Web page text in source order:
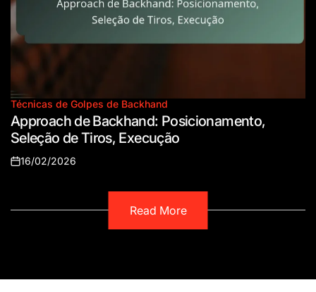
Posted
in
Técnicas de Golpes de Backhand
Approach de Backhand: Posicionamento,
Seleção de Tiros, Execução
Posted
16/02/2026
Read More